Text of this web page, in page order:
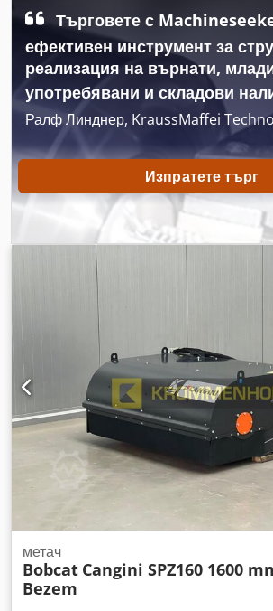
Търговете с
ефективен инструмент за
реализация на върнати,
употребявани и складови
Ралф Линднер, KraussMaffei
Изпратете търг
метач
Bobcat Cangini SPZ160 1600
Bezem